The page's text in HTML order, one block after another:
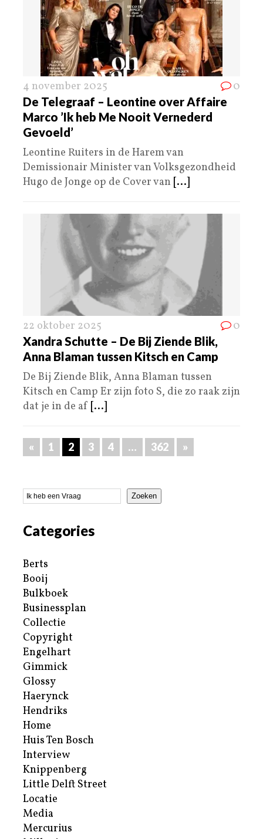
4 november 2025 0
De Telegraaf – Leontine over Affaire
Marco ’Ik heb Me Nooit Vernederd
Gevoeld’
Leontine Ruiters in de Harem van
Demissionair Minister van Volksgezondheid
Hugo de Jonge op de Cover van [...]
22 oktober 2025 0
Xandra Schutte – De Bij Ziende Blik,
Anna Blaman tussen Kitsch en Camp
De Bij Ziende Blik, Anna Blaman tussen
Kitsch en Camp Er zijn foto S, die zo raak zijn
dat je in de af [...]
« 1 2 3 4 … 362 »
Zoeken
Categories
Berts
Booij
Bulkboek
Businessplan
Collectie
Copyright
Engelhart
Gimmick
Glossy
Haerynck
Hendriks
Home
Huis Ten Bosch
Interview
Knippenberg
Little Delft Street
Locatie
Media
Mercurius